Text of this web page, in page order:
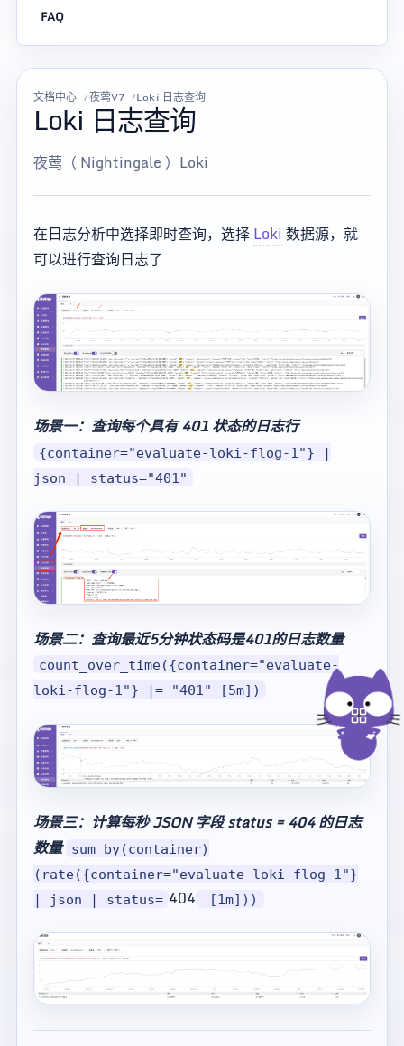
FAQ
文档中心 夜莺V7 Loki 日志查询
Loki 日志查询
夜莺（ Nightingale ）Loki
在日志分析中选择即时查询，选择Loki 数据源，就
可以进行查询日志了
场景一：查询每个具有 401 状态的日志行
{container="evaluate-loki-flog-1"} |
json | status="401"
场景二：查询最近5分钟状态码是401的日志数量
count_over_time({container="evaluate-
loki-flog-1"} |= "401" [5m])
场景三：计算每秒 JSON 字段 status = 404 的日志
数量
sum by(container)
(rate({container="evaluate-loki-flog-1"}
| json | status= 404 [1m]))